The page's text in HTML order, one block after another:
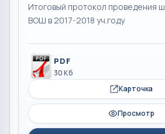
Итоговый протокол проведения
ВОШ в 2017-2018 уч.году
PDF
30 Кб
Карточка
Просмотр